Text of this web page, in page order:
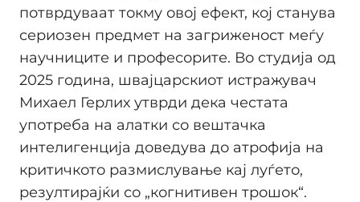
потврдуваат токму овој ефект, кој станува
сериозен предмет на загриженост меѓу
научниците и професорите. Во студија од
2025 година, швајцарскиот истражувач
Михаел Герлих утврди дека честата
употреба на алатки со вештачка
интелигенција доведува до атрофија на
критичкото размислување кај луѓето,
резултирајќи со „когнитивен трошок“.